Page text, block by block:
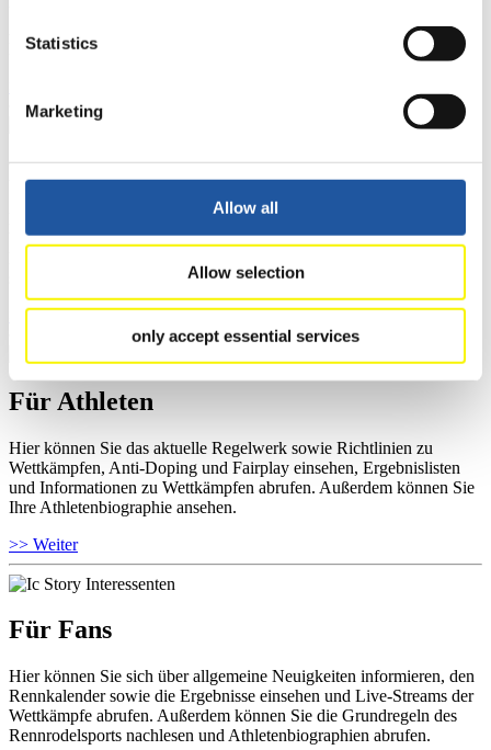
Statistics
Marketing
Allow all
Allow selection
only accept essential services
Ausschreibungen für Wettkämpfe herunterladen, sowie auf die
Mitgliedersektion zugreifen.
Für Ausrichter
Hier können Sie das aktuelle Regelwerk sowie Richtlinien zu
Wettkämpfen, Anti-Doping und Fairplay einsehen, sich über
sowie Informationen über Wettkämpfe abrufen.
>> Weiter
Für Athleten
Hier können Sie das aktuelle Regelwerk sowie Richtlinien zu
Wettkämpfen, Anti-Doping und Fairplay einsehen, Ergebnislisten
und Informationen zu Wettkämpfen abrufen. Außerdem können Sie
Ihre Athletenbiographie ansehen.
>> Weiter
Für Fans
Hier können Sie sich über allgemeine Neuigkeiten informieren, den
Rennkalender sowie die Ergebnisse einsehen und Live-Streams der
Wettkämpfe abrufen. Außerdem können Sie die Grundregeln des
Rennrodelsports nachlesen und Athletenbiographien abrufen.